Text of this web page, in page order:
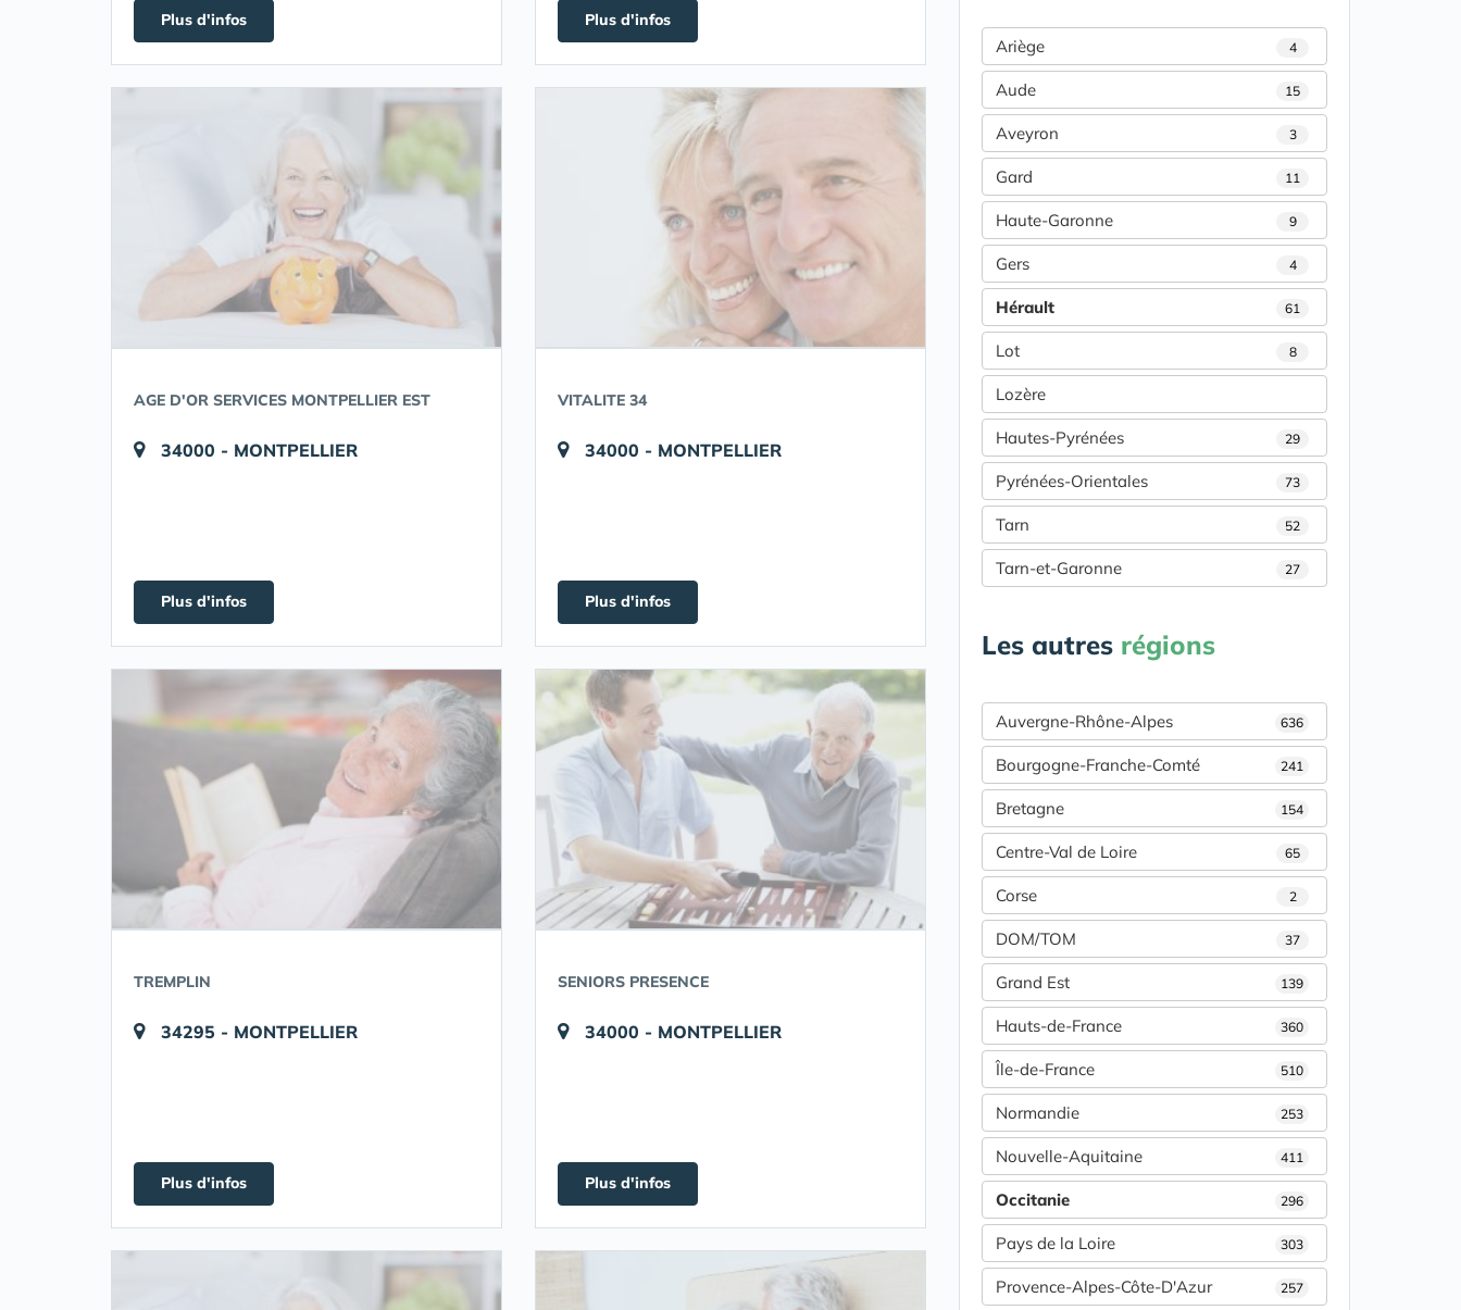
Plus d'infos Plus d'infos
AGE D'OR SERVICES MONTPELLIER EST
34000 - MONTPELLIER
Plus d'infos
VITALITE 34
34000 - MONTPELLIER
Plus d'infos
TREMPLIN
34295 - MONTPELLIER
Plus d'infos
SENIORS PRESENCE
34000 - MONTPELLIER
Plus d'infos
Ariège 4
Aude 15
Aveyron 3
Gard 11
Haute-Garonne 9
Gers 4
Hérault 61
Lot 8
Lozère
Hautes-Pyrénées 29
Pyrénées-Orientales 73
Tarn 52
Tarn-et-Garonne 27
Les autres régions
Auvergne-Rhône-Alpes 636
Bourgogne-Franche-Comté 241
Bretagne 154
Centre-Val de Loire 65
Corse 2
DOM/TOM 37
Grand Est 139
Hauts-de-France 360
Île-de-France 510
Normandie 253
Nouvelle-Aquitaine 411
Occitanie 296
Pays de la Loire 303
Provence-Alpes-Côte-D'Azur 257